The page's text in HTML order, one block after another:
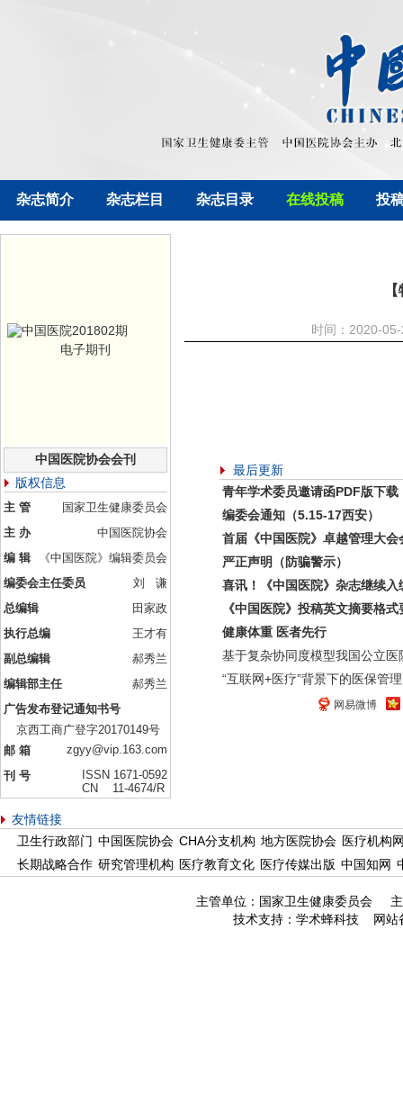
杂志简介 杂志栏目 杂志目录 在线投稿 投
电子期刊
中国医院协会会刊
版权信息
主 管
国家卫生健康委员会
主 办
中国医院协会
编 辑
《中国医院》编辑委员会
编委会主任委员
刘 谦
总编辑
田家政
执行总编
王才有
副总编辑
郝秀兰
编辑部主任
郝秀兰
广告发布登记通知书号
京西工商广登字20170149号
邮 箱
zgyy@vip.163.com
刊 号
ISSN 1671-0592
CN 11-4674/R
时间：2020-
最后更新
青年学术委员邀请函PDF版下载
编委会通知（5.15-17西安）
首届《中国医院》卓越管理大会
严正声明（防骗警示）
喜讯！《中国医院》杂志继续入
《中国医院》投稿英文摘要格式
健康体重 医者先行
基于复杂协同度模型我国公立医
“互联网+医疗”背景下的医保管理
网易微博
友情链接
卫生行政部门 中国医院协会 CHA分支机构 地方医院协会 医疗机构
长期战略合作 研究管理机构 医疗教育文化 医疗传媒出版 中国知网
主管单位：国家卫生健康委员会
技术支持：学术蜂科技 网站